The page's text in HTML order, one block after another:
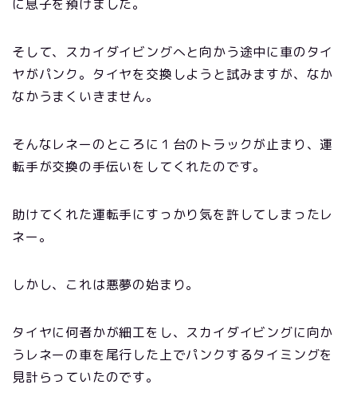
に息子を預けました。
そして、スカイダイビングへと向かう途中に車のタイ
ヤがパンク。タイヤを交換しようと試みますが、なか
なかうまくいきません。
そんなレネーのところに１台のトラックが止まり、運
転手が交換の手伝いをしてくれたのです。
助けてくれた運転手にすっかり気を許してしまったレ
ネー。
しかし、これは悪夢の始まり。
タイヤに何者かが細工をし、スカイダイビングに向か
うレネーの車を尾行した上でパンクするタイミングを
見計らっていたのです。